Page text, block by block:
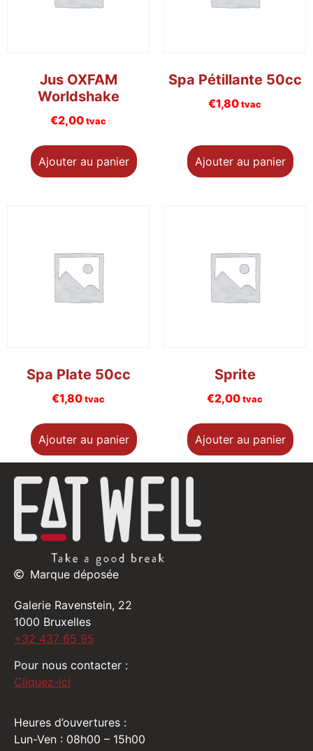
Jus OXFAM
Worldshake
€2,00 tvac
Ajouter au panier
Spa Pétillante 50cc
€1,80 tvac
Ajouter au panier
Spa Plate 50cc
€1,80 tvac
Ajouter au panier
Sprite
€2,00 tvac
Ajouter au panier
Marque déposée
Galerie Ravenstein, 22
1000 Bruxelles
+32 437 65 95
Pour nous contacter :
Cliquez-ici
Heures d’ouvertures :
Lun-Ven : 08h00 – 15h00